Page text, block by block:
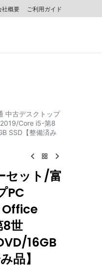
社概要 ご利用ガイド
中古デスクトップ
Core i5-第8
SSD【整備済み
セット/富
PC
Office
世
16GB
品】